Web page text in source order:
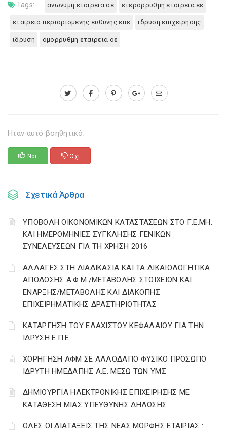
Tags: ανωνυμη εταιρεια αε ετερορρυθμη εταιρεια εε
εταιρεια περιορισμενης ευθυνης επε ιδρυση επιχειρησης
ιδρυση ομορρυθμη εταιρεια οε
Ηταν αυτό βοηθητικό;
Ναι Οχι
Σχετικά Άρθρα
ΥΠΟΒΟΛΗ ΟΙΚΟΝΟΜΙΚΩΝ ΚΑΤΑΣΤΑΣΕΩΝ ΣΤΟ Γ.Ε.ΜΗ.
ΚΑΙ ΗΜΕΡΟΜΗΝΙΕΣ ΣΥΓΚΛΗΣΗΣ ΓΕΝΙΚΩΝ
ΣΥΝΕΛΕΥΣΕΩΝ ΓΙΑ ΤΗ ΧΡΗΣΗ 2016
ΑΛΛΑΓΕΣ ΣΤΗ ΔΙΑΔΙΚΑΣΙΑ ΚΑΙ ΤΑ ΔΙΚΑΙΟΛΟΓΗΤΙΚΑ
ΑΠΟΔΟΣΗΣ Α.Φ.Μ./ΜΕΤΑΒΟΛΗΣ ΣΤΟΙΧΕΙΩΝ ΚΑΙ
ΕΝΑΡΞΗΣ/ΜΕΤΑΒΟΛΗΣ ΚΑΙ ΔΙΑΚΟΠΗΣ
ΕΠΙΧΕΙΡΗΜΑΤΙΚΗΣ ΔΡΑΣΤΗΡΙΟΤΗΤΑΣ
ΚΑΤΑΡΓΗΣΗ ΤΟΥ ΕΛΑΧΙΣΤΟΥ ΚΕΦΑΛΑΙΟΥ ΓΙΑ ΤΗΝ
ΙΔΡΥΣΗ Ε.Π.Ε.
ΧΟΡΗΓΗΣΗ ΑΦΜ ΣΕ ΑΛΛΟΔΑΠΟ ΦΥΣΙΚΟ ΠΡΟΣΩΠΟ
ΙΔΡΥΤΗ ΗΜΕΔΑΠΗΣ Α.Ε. ΜΕΣΩ ΤΩΝ ΥΜΣ
ΔΗΜΙΟΥΡΓΙΑ ΗΛΕΚΤΡΟΝΙΚΗΣ ΕΠΙΧΕΙΡΗΣΗΣ ΜΕ
ΚΑΤΑΘΕΣΗ ΜΙΑΣ ΥΠΕΥΘΥΝΗΣ ΔΗΛΩΣΗΣ
ΟΛΕΣ ΟΙ ΔΙΑΤΑΞΕΙΣ ΤΗΣ ΝΕΑΣ ΜΟΡΦΗΣ ΕΤΑΙΡΙΑΣ :